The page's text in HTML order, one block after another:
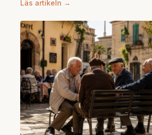
Läs artikeln →